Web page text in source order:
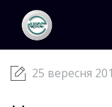
ЦКС
25 вересня